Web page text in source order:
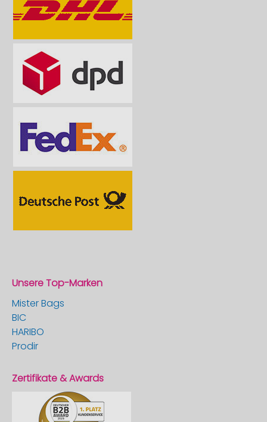
Unsere Top-Marken
Mister Bags
BIC
HARIBO
Prodir
Zertifikate & Awards